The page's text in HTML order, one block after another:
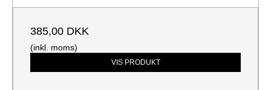
385,00 DKK
(inkl. moms)
VIS PRODUKT